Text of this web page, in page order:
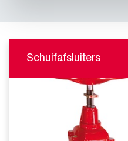
Schuifafsluiters